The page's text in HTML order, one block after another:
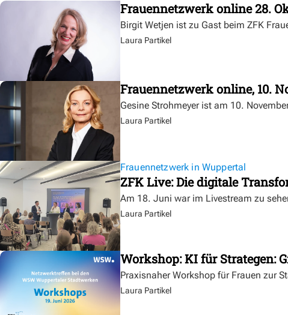
Frauennetzwerk online 28.
Birgit Wetjen ist zu Gast beim ZFK
Laura Partikel
Frauennetzwerk online, 10.
Gesine Strohmeyer ist am 10.
Laura Partikel
Frauennetzwerk in Wuppertal
ZFK Live: Die digitale
Am 18. Juni war im Livestream zu
Laura Partikel
Workshop: KI für Strategen:
Praxisnaher Workshop für Frauen zur
Laura Partikel